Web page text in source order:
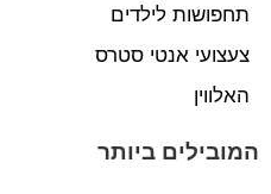
תחפושות לילדים
צעצועי אנטי סטרס
האלווין
המובילים ביותר